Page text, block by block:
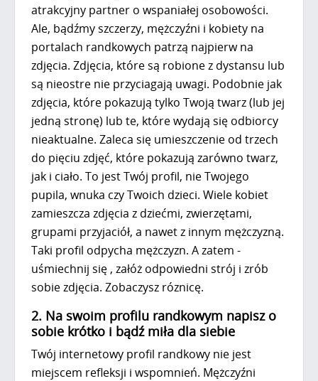
atrakcyjny partner o wspaniałej osobowości.
Ale, bądźmy szczerzy, mężczyźni i kobiety na
portalach randkowych patrzą najpierw na
zdjęcia. Zdjęcia, które są robione z dystansu lub
są nieostre nie przyciagają uwagi. Podobnie jak
zdjęcia, które pokazują tylko Twoją twarz (lub jej
jedną stronę) lub te, które wydają się odbiorcy
nieaktualne. Zaleca się umieszczenie od trzech
do pięciu zdjęć, które pokazują zarówno twarz,
jak i ciało. To jest Twój profil, nie Twojego
pupila, wnuka czy Twoich dzieci. Wiele kobiet
zamieszcza zdjęcia z dziećmi, zwierzętami,
grupami przyjaciół, a nawet z innym mężczyzną.
Taki profil odpycha mężczyzn. A zatem -
uśmiechnij się , załóż odpowiedni strój i zrób
sobie zdjęcia. Zobaczysz róznicę.
2. Na swoim profilu randkowym napisz o
sobie krótko i bądź miła dla siebie
Twój internetowy profil randkowy nie jest
miejscem refleksji i wspomnień. Mężczyźni